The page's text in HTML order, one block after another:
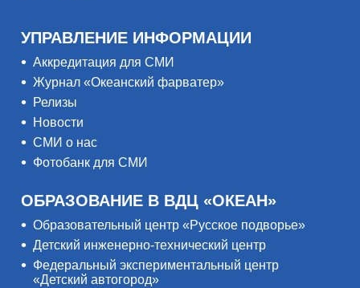
УПРАВЛЕНИЕ ИНФОРМАЦИИ
Аккредитация для СМИ
Журнал «Океанский фарватер»
Релизы
Новости
СМИ о нас
Фотобанк для СМИ
ОБРАЗОВАНИЕ В ВДЦ «ОКЕАН»
Образовательный центр «Русское подворье»
Детский инженерно-технический центр
Федеральный экспериментальный центр
«Детский автогород»